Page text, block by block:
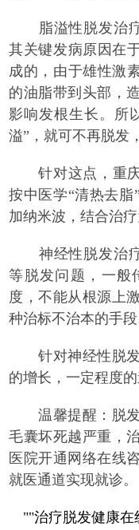
脂溢性脱发治疗
其关键发病原因在
成的，由于雄性激
的油脂带到头部，
影响发根生长。所
溢”，就可不再脱发
针对这点，重庆
按中医学“清热去
加纳米波，结合治疗
神经性脱发治疗
等脱发问题，一般
度，不能从根源上
种治标不治本的手段
针对神经性脱发
的增长，一定程度
温馨提醒：脱发
毛囊坏死越严重，
医院开通网络在线
就医通道实现就诊。
""治疗脱发健康在